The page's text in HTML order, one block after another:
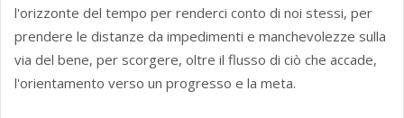
l'orizzonte del tempo per renderci conto di noi stessi, per
prendere le distanze da impedimenti e manchevolezze sulla
via del bene, per scorgere, oltre il flusso di ciò che accade,
l'orientamento verso un progresso e la meta.